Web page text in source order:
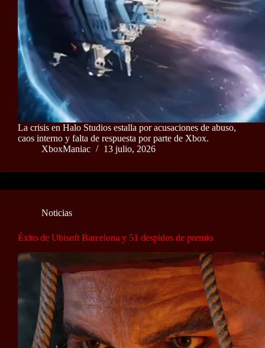
La crisis en Halo Studios estalla por acusaciones de abuso,
caos interno y falta de respuesta por parte de Xbox.
XboxManiac
13 julio, 2026
Noticias
Éxito de Ubisoft Barcelona y 51 despidos de premio